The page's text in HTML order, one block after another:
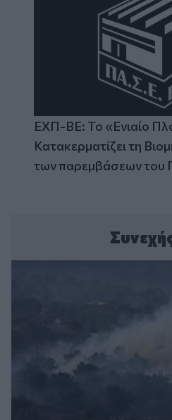
ΕΧΠ-ΒΕ: Το «Ενιαίο
Κατακερματίζει τη
των παρεμβάσεων